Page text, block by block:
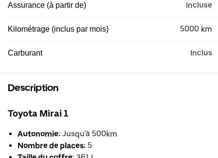
Assurance (à partir de) Incluse
Kilométrage (inclus par mois) 5000 km
Carburant Inclus
Description
Toyota Mirai 1
Autonomie: Jusqu'à 500km
Nombre de places: 5